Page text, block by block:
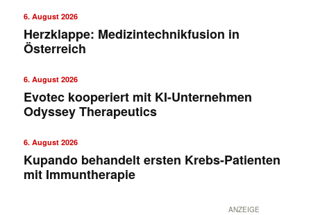
6. August 2026
Herzklappe: Medizintechnikfusion in
Österreich
6. August 2026
Evotec kooperiert mit KI-Unternehmen
Odyssey Therapeutics
6. August 2026
Kupando behandelt ersten Krebs-Patienten
mit Immuntherapie
ANZEIGE